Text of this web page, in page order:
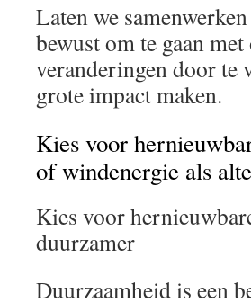
Laten we
bewust om te gaan
veranderingen door te
grote impact maken.
Kies voor
of windenergie als
Kies voor
duurzamer
Duurzaamheid is een